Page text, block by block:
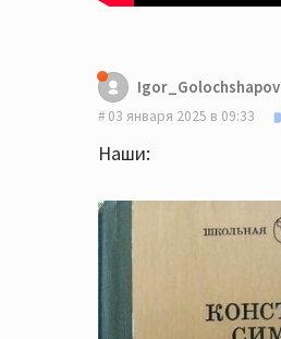
Igor_Golochshapov
03 января 2025 в 09:33
Наши: